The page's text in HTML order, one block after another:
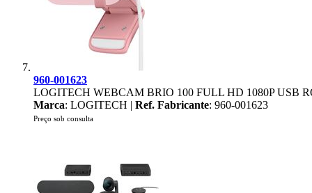
960-001623
LOGITECH WEBCAM BRIO 100 FULL HD 1080P USB
Marca: LOGITECH | Ref. Fabricante: 960-001623
Preço sob consulta